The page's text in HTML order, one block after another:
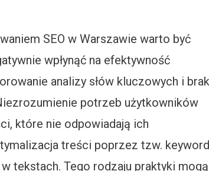
SEO w Warszawie warto być
wpłynąć na efektywność
analizy słów kluczowych i brak
potrzeb użytkowników
które nie odpowiadają ich
treści poprzez tzw. keyword
tekstach. Tego rodzaju praktyki mogą